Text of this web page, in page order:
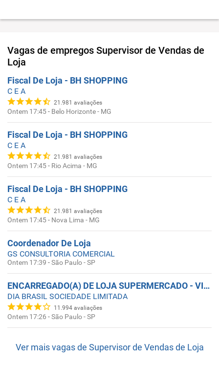
Vagas de empregos Supervisor de Vendas de
Loja
Fiscal De Loja - BH SHOPPING
C E A
21.981 avaliações
Ontem 17:45- Belo Horizonte - MG
Fiscal De Loja - BH SHOPPING
C E A
21.981 avaliações
Ontem 17:45- Rio Acima - MG
Fiscal De Loja - BH SHOPPING
C E A
21.981 avaliações
Ontem 17:45- Nova Lima - MG
Coordenador De Loja
GS CONSULTORIA COMERCIAL
Ontem 17:39 -São Paulo - SP
ENCARREGADO(A) DE LOJA SUPERMERCADO - VILA OLÍMPIA ZONA SUL - SP
DIA BRASIL SOCIEDADE LIMITADA
11.994 avaliações
Ontem 17:26 -São Paulo - SP
Ver mais vagas de Supervisor de Vendas de Loja